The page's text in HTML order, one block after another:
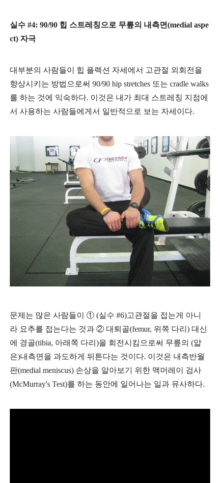
실수 #4: 90/90 힙 스트레칭으로 무릎의 내측면(medial aspe
ct) 자극
대부분의 사람들이 힙 플렉션 자세에서 고관절 외회전을
향상시키는 방법으로써 90/90 hip stretches 또는 cradle walks
를 하는 것에 익숙하다. 이것은 내가 최대 스트레칭 지점에
서 사용하는 사람들에게서 일반적으로 보는 자세이다.
문제는 많은 사람들이 ① (실수 #6)고관절을 접는게 아니
라 요추를 접는다는 것과 ② 대퇴골(femur, 위쪽 다리) 대신
에 경골(tibia, 아래쪽 다리)을 회전시킴으로써 무릎의 (얇
은)내측면을 과도하게 뒤튼다는 것이다. 이것은 내측반월
판(medial meniscus) 손상을 알아보기 위한 맥머레이 검사
(McMurray's Test)를 하는 동안에 일어나는 일과 유사하다.